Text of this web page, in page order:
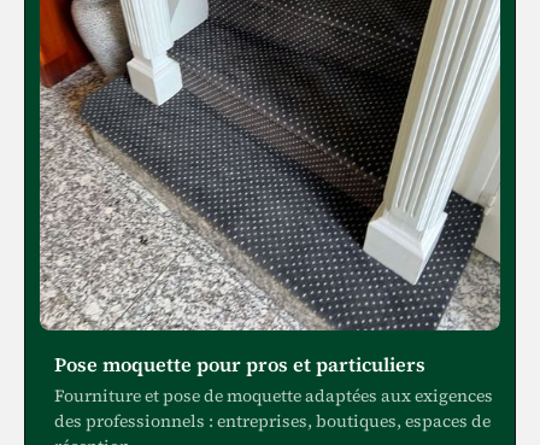
Pose moquette pour pros et particuliers
Fourniture et pose de moquette adaptées aux exigences
des professionnels : entreprises, boutiques, espaces de